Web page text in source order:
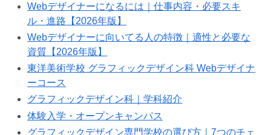
Webデザイナーになるには｜仕事内容・必要スキ
ル・進路【2026年版】
Webデザイナーに向いてる人の特徴｜適性と必要な
資質【2026年版】
東洋美術学校 グラフィックデザイン科 Webデザイナ
ーコース
グラフィックデザイン科｜学科紹介
体験入学・オープンキャンパス
グラフィックデザイン専門学校の選び方｜7つのチェ